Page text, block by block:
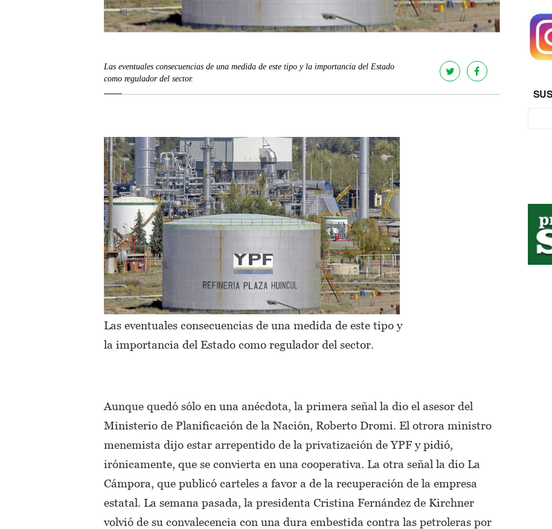
Las eventuales consecuencias de una medida de este tipo y la importancia del Estado
como regulador del sector.
Las eventuales consecuencias de una medida de este tipo y
la importancia del Estado como regulador del sector.
Aunque quedó sólo en una anécdota, la primera señal la dio el asesor del
Ministerio de Planificación de la Nación, Roberto Dromi. El otrora ministro
menemista dijo estar arrepentido de la privatización de YPF y pidió,
irónicamente, que se convierta en una cooperativa. La otra señal la dio La
Cámpora, que publicó carteles a favor a de la recuperación de la empresa
estatal. La semana pasada, la presidenta Cristina Fernández de Kirchner
volvió de su convalecencia con una dura embestida contra las petroleras por